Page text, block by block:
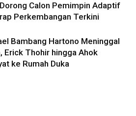
Calon Pemimpin Adaptif
Perkembangan Terkini
Bambang Hartono Meninggal
Erick Thohir hingga Ahok
ke Rumah Duka